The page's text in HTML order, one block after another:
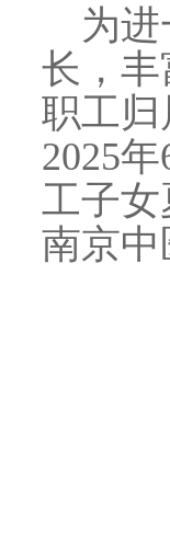
为
长，
职工
2025
工子
南京